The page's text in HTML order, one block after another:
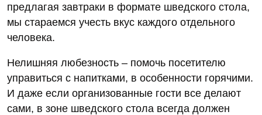
предлагая завтраки в формате шведского стола,
мы стараемся учесть вкус каждого отдельного
человека.
Нелишняя любезность – помочь посетителю
управиться с напитками, в особенности горячими.
И даже если организованные гости все делают
сами, в зоне шведского стола всегда должен